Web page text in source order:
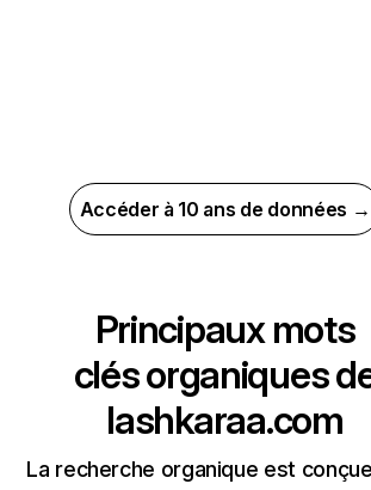
Accéder à 10 ans de données →
Principaux mots
clés organiques
lashkaraa.com
La recherche organique est